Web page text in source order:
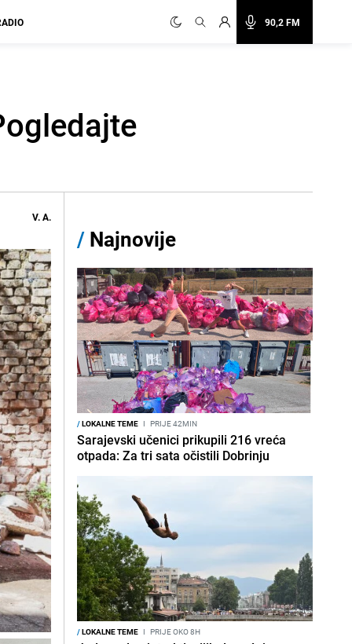
90,2 FM
V. A.
/ Najnovije
/LOKALNE TEME I PRIJE 42MIN
Sarajevski učenici prikupili 216 vreća
otpada: Za tri sata očistili Dobrinju
/LOKALNE TEME I PRIJE OKO 8H